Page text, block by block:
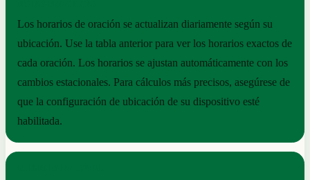
Los horarios de oración se actualizan diariamente según su
ubicación. Use la tabla anterior para ver los horarios exactos de
cada oración. Los horarios se ajustan automáticamente con los
cambios estacionales. Para cálculos más precisos, asegúrese de
que la configuración de ubicación de su dispositivo esté
habilitada.